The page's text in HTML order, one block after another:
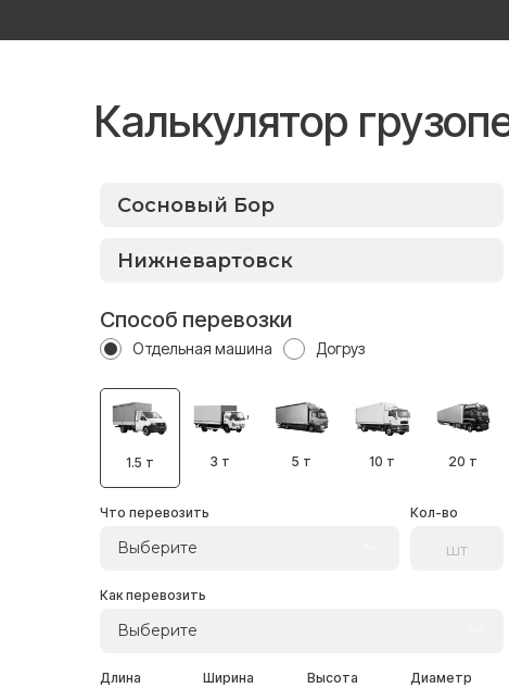
Калькулятор
Способ перевозки
Отдельная машина Догруз
1.5 т 3 т 5 т 10 т 20 т
Что перевозить
Выберите
Кол-во
Как перевозить
Выберите
Длина Ширина Высота Диаметр